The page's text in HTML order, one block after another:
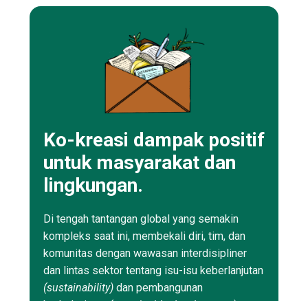
Ko-kreasi dampak positif
untuk masyarakat dan
lingkungan.
Di tengah tantangan global yang semakin
kompleks saat ini, membekali diri, tim, dan
komunitas dengan wawasan interdisipliner
dan lintas sektor tentang isu-isu keberlanjutan
(sustainability) dan pembangunan